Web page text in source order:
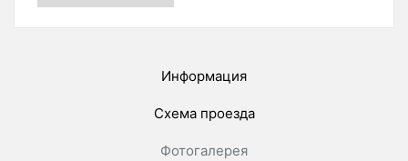
Информация
Схема проезда
Фотогалерея